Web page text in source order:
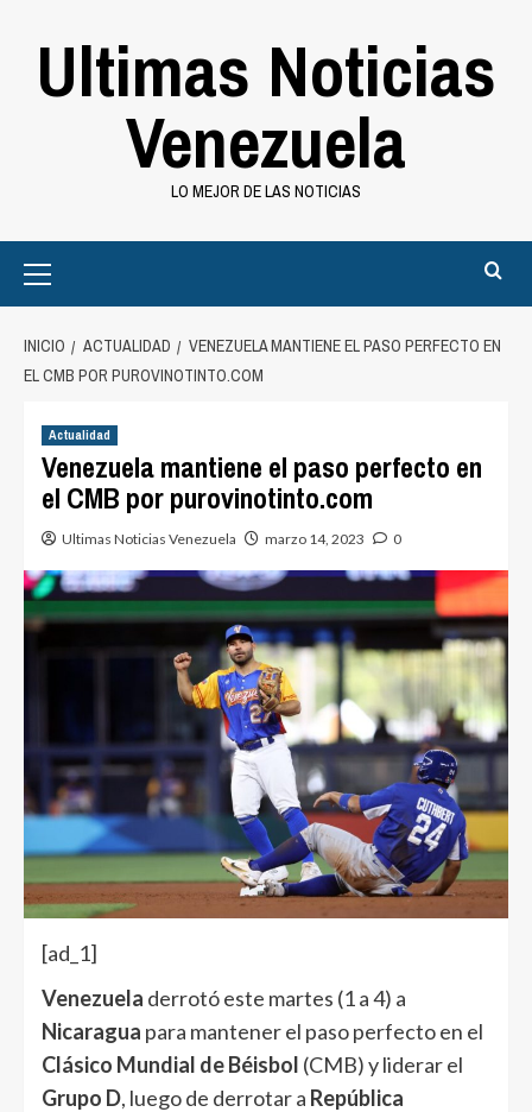
Ultimas Noticias
Venezuela
LO MEJOR DE LAS NOTICIAS
Menu
INICIO ACTUALIDAD
VENEZUELA MANTIENE EL PASO PERFECTO EN
EL CMB POR PUROVINOTINTO.COM
Actualidad
Venezuela mantiene el paso perfecto en
el CMB por purovinotinto.com
Ultimas Noticias Venezuela marzo 14, 2023 0
[ad_1]
Venezuela derrotó este martes (1 a 4) a
Nicaragua para mantener el paso perfecto en el
Clásico Mundial de Béisbol (CMB) y liderar el
Grupo D, luego de derrotar a República